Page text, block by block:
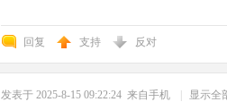
回复 支持 反对
发表于 2025-8-15 09:22:24 来自手机 显示全